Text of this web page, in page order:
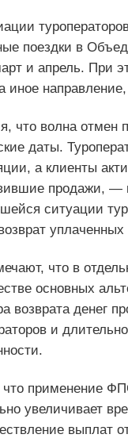
поездки в
и апрель. При
иное
что волна
даты.
а клиенты
продажи,
ситуации
что в
основных
возврата денег
и
применение
увеличивает
выплат